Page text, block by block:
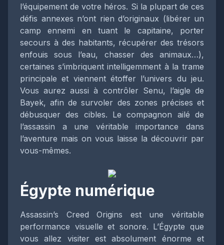
l’équipement de votre héros. Si la plupart de ces
défis annexes n’ont rien d’originaux (libérer un
camp ennemi en tuant le capitaine, porter
secours à des habitants, récupérer des trésors
enfouis sous l’eau, chasser des animaux…),
certaines s’imbriquent intelligemment à la trame
principale et viennent étoffer l’univers du jeu.
Vous aurez aussi à contrôler Senu, l’aigle de
Bayek, afin de survoler des zones précises et
débusquer des cibles. Le compagnon ailé de
l’assassin a une véritable importance dans
l’aventure mais on vous laisse la découvrir par
vous-mêmes.
Égypte numérique
Assassin’s Creed Origins est une véritable
performance visuelle et sonore. L’Égypte que
vous allez visiter est absolument énorme et